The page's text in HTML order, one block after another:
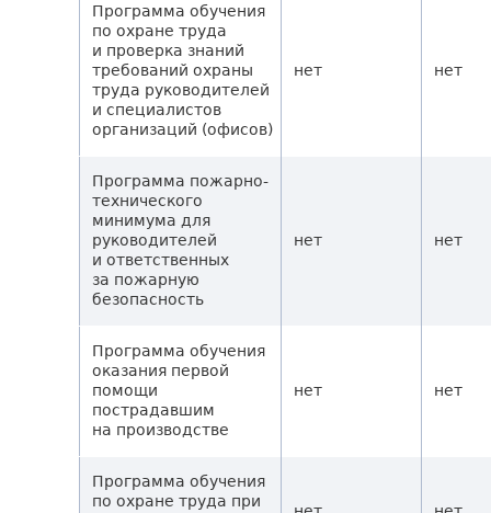
Программа обучения
по охране труда
и проверка знаний
требований охраны
труда руководителей
и специалистов
организаций (офисов)
нет нет
Программа пожарно-
технического
минимума для
руководителей
и ответственных
за пожарную
безопасность
нет нет
Программа обучения
оказания первой
помощи
пострадавшим
на производстве
нет нет
Программа обучения
по охране труда при